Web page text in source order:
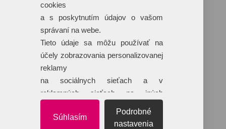
cookies
a s poskytnutím údajov o vašom
správaní na webe.
Tieto údaje sa môžu používať na
účely zobrazovania personalizovanej
reklamy
na sociálnych sieťach a v
reklamných sieťach na iných
Súhlasím
Podrobné
nastavenia